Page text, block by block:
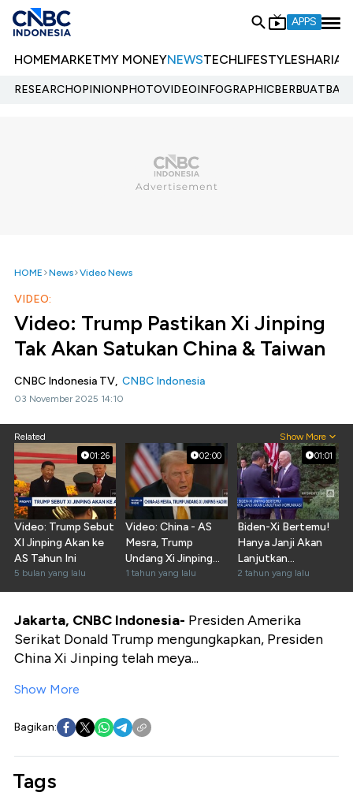
APPS
HOMEMARKETMY MONEYNEWSTECHLIFESTYLESHARIA
RESEARCHOPINIONPHOTOVIDEOINFOGRAPHIC
HOME News Video News
VIDEO:
Video: Trump Pastikan Xi Jinping
Tak Akan Satukan China & Taiwan
CNBC Indonesia TV, CNBC Indonesia
03 November 2025 14:10
Related Show More
01:26
Video: Trump Sebut
XI Jinping Akan ke
AS Tahun Ini
5 bulan yang lalu
02:00
Video: China - AS
Mesra, Trump
Undang Xi Jinping
Hadiri
Pelantikannya
1 tahun yang lalu
01:01
Biden-Xi Bertemu!
Hanya Janji Akan
Lanjutkan
Komunikasi
2 tahun yang lalu
Jakarta, CNBC Indonesia- Presiden Amerika
Serikat Donald Trump mengungkapkan, Presiden
China Xi Jinping telah meya...
Show More
Bagikan:
Tags